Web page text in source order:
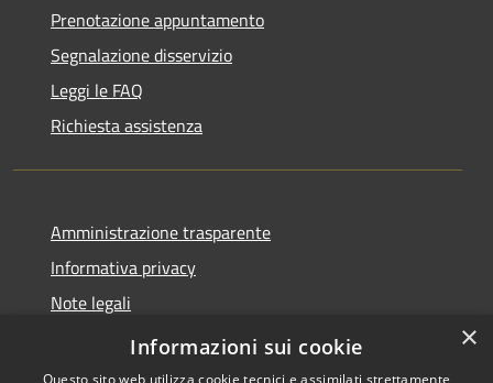
Prenotazione appuntamento
Segnalazione disservizio
Leggi le FAQ
Richiesta assistenza
Amministrazione trasparente
Informativa privacy
Note legali
Dichiarazione di accessibilità
×
Informazioni sui cookie
Questo sito web utilizza cookie tecnici e assimilati strettamente